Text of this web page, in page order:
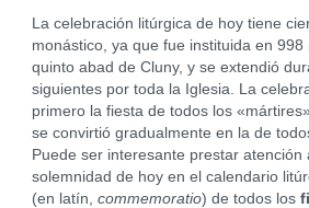
La celebración litúrgica de hoy tiene
monástico, ya que fue instituida en 998
quinto abad de Cluny, y se extendió
siguientes por toda la Iglesia. La
primero la fiesta de todos los
se convirtió gradualmente en la de
Puede ser interesante prestar
solemnidad de hoy en el calendario
(en latín, commemoratio) de todos los